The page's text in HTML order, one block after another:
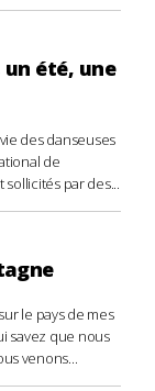
été, une
des danseuses
de
par des...
le pays de mes
savez que nous
venons...